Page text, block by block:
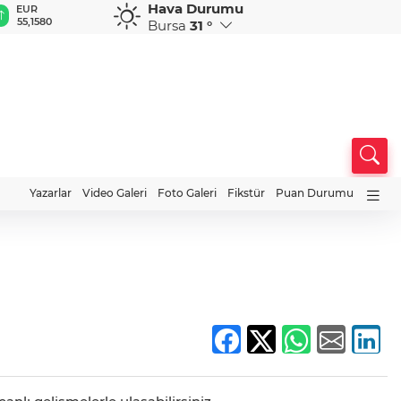
EUR
55,1580
GBP
64,4159
CHF
59,0360
Hava Durumu
Bursa 31 °
Yazarlar Video Galeri Foto Galeri Fikstür Puan Durumu